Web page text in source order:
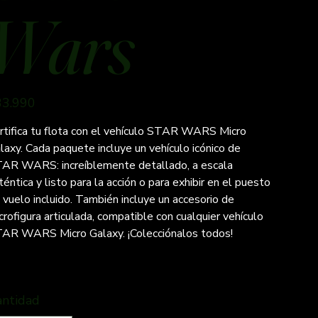
tu flota con el vehículo STAR WARS Micro
Cada paquete incluye un vehículo icónico de
WARS: increíblemente detallado, a escala
y listo para la acción o para exhibir en el puesto
incluido. También incluye un accesorio de
articulada, compatible con cualquier vehículo
WARS Micro Galaxy. ¡Colecciónalos todos!